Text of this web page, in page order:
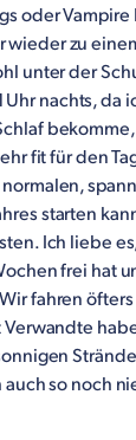
oder
wieder zu
unter der
nachts, da
fit für den
starten
Ich liebe
frei hat
fahren
so noch